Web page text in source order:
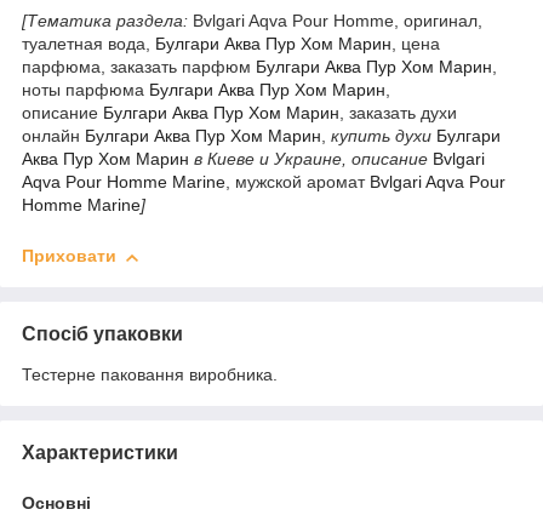
[Тематика раздела: Bvlgari Aqva Pour Homme, оригинал,
туалетная вода, Булгари Аква Пур Хом Марин, цена
парфюма, заказать парфюм Булгари Аква Пур Хом Марин,
ноты парфюма Булгари Аква Пур Хом Марин,
описание Булгари Аква Пур Хом Марин, заказать духи
онлайн Булгари Аква Пур Хом Марин, купить духи Булгари
Аква Пур Хом Марин в Киеве и Украине, описание Bvlgari
Aqva Pour Homme Marine, мужской аромат Bvlgari Aqva Pour
Homme Marine]
Приховати
Спосіб упаковки
Тестерне паковання виробника.
Характеристики
Основні